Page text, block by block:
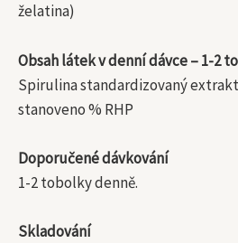
želatina)
Obsah látek v denní dávce – 1-2
Spirulina standardizovaný
stanoveno % RHP
Doporučené dávkování
1-2 tobolky denně.
Skladování